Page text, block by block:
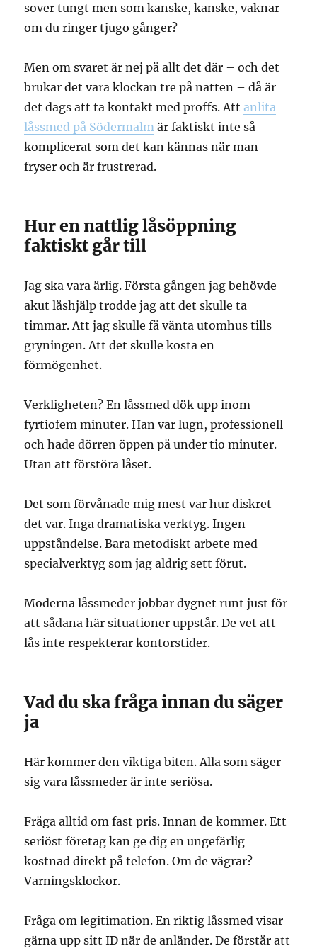
sover tungt men som kanske, kanske, vaknar
om du ringer tjugo gånger?
Men om svaret är nej på allt det där – och det
brukar det vara klockan tre på natten – då är
det dags att ta kontakt med proffs. Attanlita
låssmed på Södermalm är faktiskt inte så
komplicerat som det kan kännas när man
fryser och är frustrerad.
Hur en nattlig låsöppning
faktiskt går till
Jag ska vara ärlig. Första gången jag behövde
akut låshjälp trodde jag att det skulle ta
timmar. Att jag skulle få vänta utomhus tills
gryningen. Att det skulle kosta en
förmögenhet.
Verkligheten? En låssmed dök upp inom
fyrtiofem minuter. Han var lugn, professionell
och hade dörren öppen på under tio minuter.
Utan att förstöra låset.
Det som förvånade mig mest var hur diskret
det var. Inga dramatiska verktyg. Ingen
uppståndelse. Bara metodiskt arbete med
specialverktyg som jag aldrig sett förut.
Moderna låssmeder jobbar dygnet runt just för
att sådana här situationer uppstår. De vet att
lås inte respekterar kontorstider.
Vad du ska fråga innan du säger
ja
Här kommer den viktiga biten. Alla som säger
sig vara låssmeder är inte seriösa.
Fråga alltid om fast pris. Innan de kommer. Ett
seriöst företag kan ge dig en ungefärlig
kostnad direkt på telefon. Om de vägrar?
Varningsklockor.
Fråga om legitimation. En riktig låssmed visar
gärna upp sitt ID när de anländer. De förstår att